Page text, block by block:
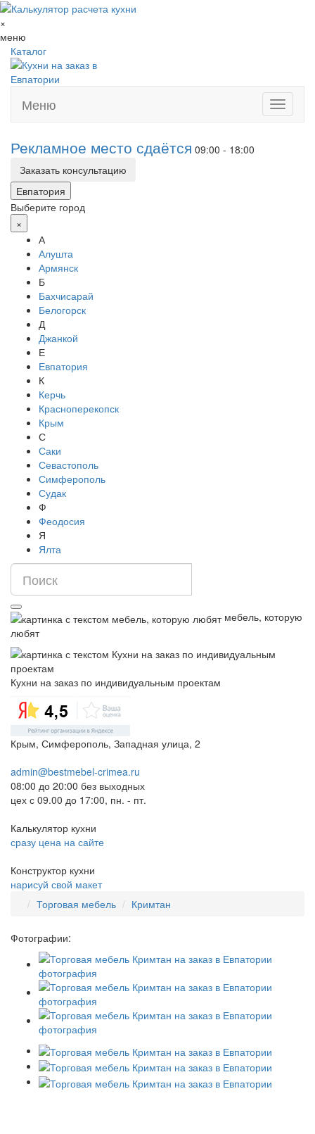
×
меню
Каталог
Toggle
Меню
Рекламное место сдаётся 09:00 - 18:00
Заказать консультацию
Евпатория
Выберите город
×
А
Алушта
Армянск
Б
Бахчисарай
Белогорск
Д
Джанкой
Е
Евпатория
К
Керчь
Красноперекопск
Крым
С
Саки
Севастополь
Симферополь
Судак
Ф
Феодосия
Я
Ялта
мебель, которую
любят
Кухни на заказ по индивидуальным проектам
Крым, Симферополь, Западная улица, 2
admin@bestmebel-crimea.ru
08:00 до 20:00 без выходных
цех с 09.00 до 17:00, пн. - пт.
Калькулятор кухни
сразу цена на сайте
Конструктор кухни
нарисуй свой макет
Торговая мебель
Кримтан
Фотографии: